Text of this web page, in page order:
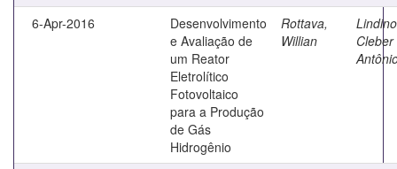
6-Apr-2016
Desenvolvimento
e Avaliação de
um Reator
Eletrolítico
Fotovoltaico
para a Produção
de Gás
Hidrogênio
Rottava,
Willian
Cleber